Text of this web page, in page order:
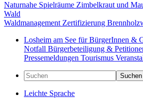
Naturnahe Spielräume Zimbelkraut und
Wald
Waldmanagement Zertifizierung
Losheim am See für BürgerInnen &
Notfall Bürgerbeteiligung &
Pressemeldungen Tourismus
Suchen
Leichte Sprache